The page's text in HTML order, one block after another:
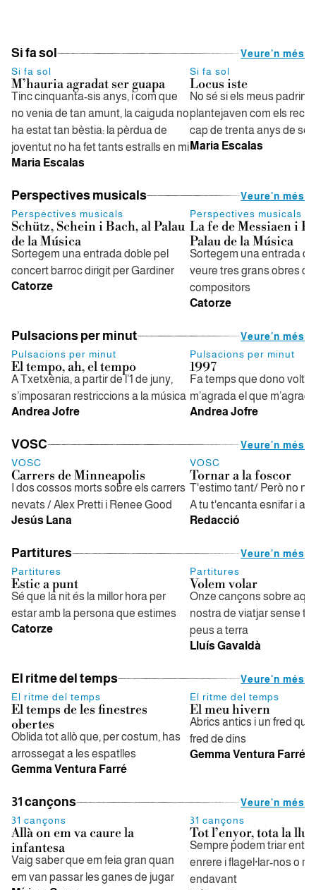
Si fa sol
Veure'n més
Si fa sol
M’hauria agradat ser guapa
Tinc cinquanta-sis anys, i com que
no venia de tan amunt, la caiguda no
ha estat tan bèstia: la pèrdua de
joventut no ha fet tants estralls en mi
Maria Escalas
Si fa sol
Locus iste
No sé si els meus padrins
plantejaven com els
cap de trenta anys de ser
Maria Escalas
Perspectives musicals
Veure'n més
Perspectives musicals
Schütz, Schein i Bach, al Palau
de la Música
Sortegem una entrada doble pel
concert barroc dirigit per Gardiner
Catorze
Perspectives musicals
La fe de Messiaen i
Palau de la Música
Sortegem una entrada
veure tres grans obres
compositors
Catorze
Pulsacions per minut
Veure'n més
Pulsacions per minut
El tempo, ah, el tempo
A Txetxènia, a partir de l’1 de juny,
s’imposaran restriccions a la música
Andrea Jofre
Pulsacions per minut
1997
Fa temps que dono
m’agrada el que m’agrada
Andrea Jofre
VOSC
Veure'n més
VOSC
Carrers de Minneapolis
I dos cossos morts sobre els carrers
nevats / Alex Pretti i Renee Good
Jesús Lana
VOSC
Tornar a la foscor
T'estimo tant/ Però no
A tu t'encanta esnifar i a
Redacció
Partitures
Veure'n més
Partitures
Estic a punt
Sé que la nit és la millor hora per
estar amb la persona que estimes
Catorze
Partitures
Volem volar
Onze cançons sobre
nostra de viatjar sense
peus a terra
Lluís Gavaldà
El ritme del temps
Veure'n més
El ritme del temps
El temps de les finestres
obertes
Oblida tot allò que, per costum, has
arrossegat a les espatlles
Gemma Ventura Farré
El ritme del temps
El meu hivern
Abrics antics i un fred
fred de dins
Gemma Ventura Farré
31 cançons
Veure'n més
31 cançons
Allà on em va caure la
infantesa
Vaig saber que em feia gran quan
em van passar les ganes de jugar
31 cançons
Tot l’enyor, tota la
Sempre podem triar
enrere i flagel·lar-nos o
endavant